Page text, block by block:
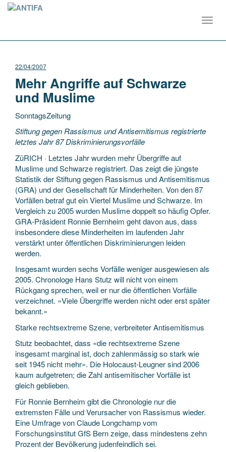
22/04/2007
Mehr Angriffe auf Schwarze
und Muslime
SonntagsZeitung
Stiftung gegen Rassismus und Antisemitismus registrierte
letztes Jahr 87 Diskriminierungsvorfälle
ZüRICH · Letztes Jahr wurden mehr Übergriffe auf
Muslime und Schwarze registriert. Das zeigt die jüngste
Statistik der Stiftung gegen Rassismus undAntisemitismus
(GRA) und der Gesellschaft für Minderheiten. Von den 87
Vorfällen betraf gut ein Viertel Muslime und Schwarze. Im
Vergleich zu 2005 wurden Muslime doppelt so häufig Opfer.
GRA-Präsident Ronnie Bernheim geht davon aus, dass
insbesondere diese Minderheiten im laufenden Jahr
verstärkt unter öffentlichen Diskriminierungen leiden
werden.
Insgesamt wurden sechs Vorfälle weniger ausgewiesen als
2005. Chronologe Hans Stutz will nicht von einem
Rückgang sprechen, weil er nur die öffentlichen Vorfälle
verzeichnet. «Viele Übergriffe werden nicht oder erst später
bekannt.»
Starke rechtsextreme Szene, verbreiteter Antisemitismus
Stutz beobachtet, dass «die rechtsextreme Szene
insgesamt marginal ist, doch zahlenmässig so stark wie
seit 1945 nicht mehr». Die Holocaust-Leugner sind 2006
kaum aufgetreten; die Zahl antisemitischer Vorfälle ist
gleich geblieben.
Für Ronnie Bernheim gibt die Chronologie nur die
extremsten Fälle und Verursacher von Rassismus wieder.
Eine Umfrage von Claude Longchamp vom
Forschungsinstitut GfS Bern zeige, dass mindestens zehn
Prozent der Bevölkerung judenfeindlich sei.